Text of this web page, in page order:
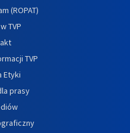
(ROPAT)
TVP
TVP
Etyki
prasy